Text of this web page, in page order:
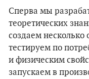
Сперва мы
теоретических
создаем
тестируем по
и физическим
запускаем в